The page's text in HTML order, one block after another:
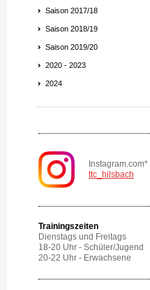
Saison 2017/18
Saison 2018/19
Saison 2019/20
2020 - 2023
2024
Instagram.com*
ttc_hilsbach
Trainingszeiten
Dienstags und Freitags
18-20 Uhr - Schüler/Jugend
20-22 Uhr - Erwachsene